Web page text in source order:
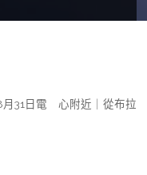
月31日電 心附近｜從布拉